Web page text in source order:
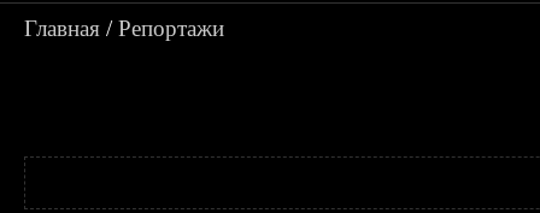
Главная /Репортажи